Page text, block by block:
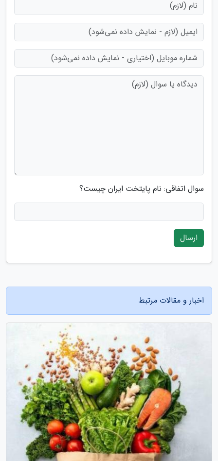
سوال اتفاقی: نام پایتخت ایران چیست؟
ارسال
اخبار و مقالات مرتبط